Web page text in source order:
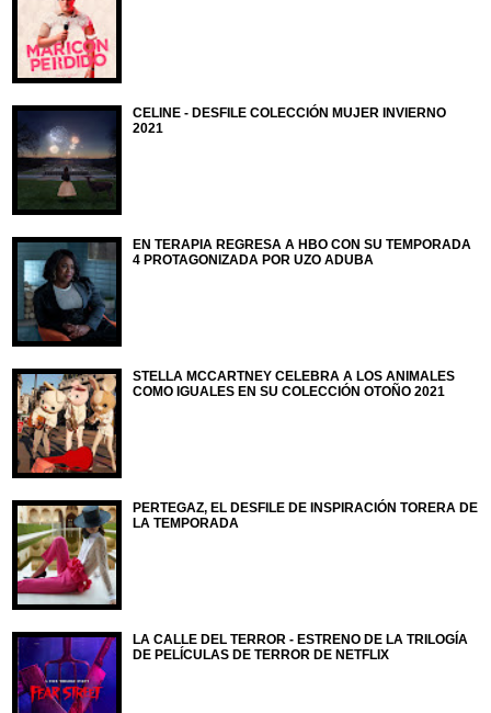
CELINE - DESFILE COLECCIÓN MUJER INVIERNO
2021
EN TERAPIA REGRESA A HBO CON SU TEMPORADA
4 PROTAGONIZADA POR UZO ADUBA
STELLA MCCARTNEY CELEBRA A LOS ANIMALES
COMO IGUALES EN SU COLECCIÓN OTOÑO 2021
PERTEGAZ, EL DESFILE DE INSPIRACIÓN TORERA DE
LA TEMPORADA
LA CALLE DEL TERROR - ESTRENO DE LA TRILOGÍA
DE PELÍCULAS DE TERROR DE NETFLIX